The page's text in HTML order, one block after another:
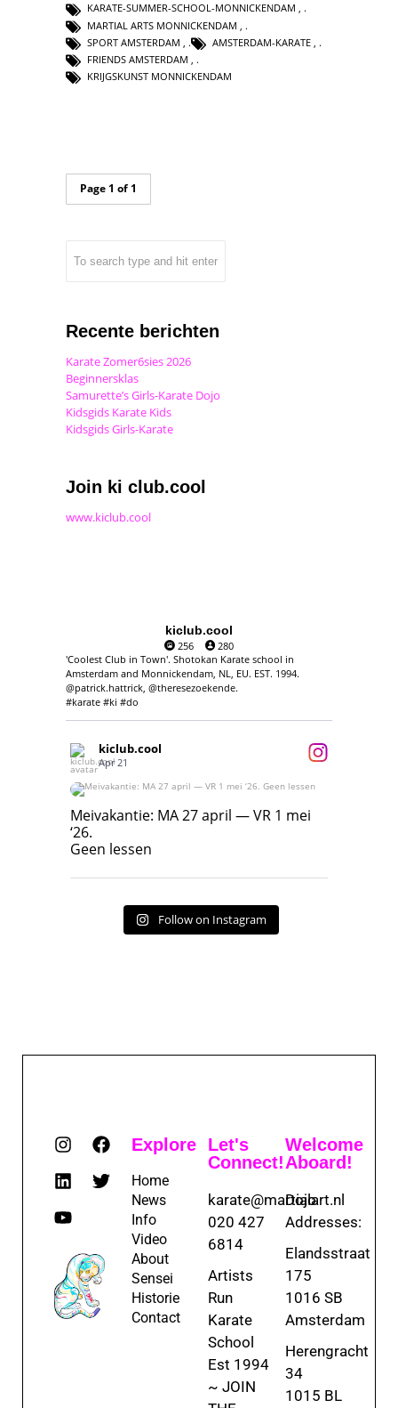
KARATE-SUMMER-SCHOOL-MONNICKENDAM ,
MARTIAL ARTS MONNICKENDAM
SPORT AMSTERDAM
AMSTERDAM-KARATE
FRIENDS AMSTERDAM
KRIJGSKUNST MONNICKENDAM
Page 1 of 1
Recente berichten
Karate Zomer6sies 2026
Beginnersklas
Samurette’s Girls-Karate Dojo
Kidsgids Karate Kids
Kidsgids Girls-Karate
Join ki club.cool
www.kiclub.cool
kiclub.cool
256
280
'Coolest Club in Town'. Shotokan Karate school in
Amsterdam and Monnickendam, NL, EU. EST. 1994.
@patrick.hattrick, @theresezoekende.
#karate #ki #do
kiclub.cool
Apr 21
Meivakantie: MA 27 april — VR 1 mei ‘26.
Geen lessen
Meivakantie: MA 27 april — VR 1 mei
‘26.
Geen lessen
Follow on Instagram
Explore
Home
News
Info
Video
About
Sensei
Historie
Contact
Let's
Connect!
karate@martialart.nl
020 427
6814
Artists
Run
Karate
School
Est 1994
~ JOIN
Welcome
Aboard!
Dojo
Addresses:
Elandsstraat
175
1016 SB
Amsterdam
Herengracht
34
1015 BL